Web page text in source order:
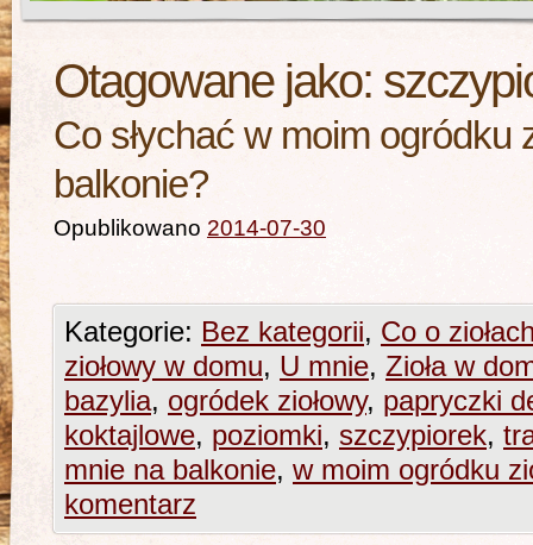
Otagowane jako:
Co słychać w moim ogródku
balkonie?
Opublikowano 2014-07-30
Kategorie: Bez kategorii, Co o
ziołowy w domu, U mnie, Zioła w
bazylia, ogródek ziołowy, papryczki
koktajlowe, poziomki, szczypiorek,
mnie na balkonie, w moim ogródku
komentarz